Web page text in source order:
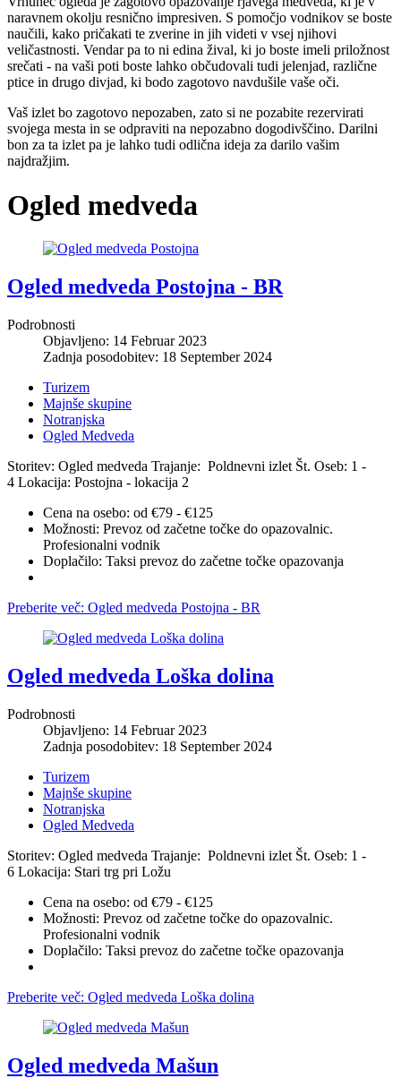
naravnem okolju resnično impresiven. S pomočjo vodnikov se boste
naučili, kako pričakati te zverine in jih videti v vsej njihovi
veličastnosti. Vendar pa to ni edina žival, ki jo boste imeli priložnost
srečati - na vaši poti boste lahko občudovali tudi jelenjad, različne
ptice in drugo divjad, ki bodo zagotovo navdušile vaše oči.
Vaš izlet bo zagotovo nepozaben, zato si ne pozabite rezervirati
svojega mesta in se odpraviti na nepozabno dogodivščino. Darilni
bon za ta izlet pa je lahko tudi odlična ideja za darilo vašim
najdražjim.
Ogled medveda
Ogled medveda Postojna - BR
Podrobnosti
Objavljeno: 14 Februar 2023
Zadnja posodobitev: 18 September 2024
Turizem
Majnše skupine
Notranjska
Ogled Medveda
Storitev: Ogled medveda Trajanje: Poldnevni izlet Št. Oseb: 1 -
4 Lokacija: Postojna - lokacija 2
Cena na osebo: od €79 - €125
Možnosti: Prevoz od začetne točke do opazovalnic.
Profesionalni vodnik
Doplačilo: Taksi prevoz do začetne točke opazovanja
Preberite več: Ogled medveda Postojna - BR
Ogled medveda Loška dolina
Podrobnosti
Objavljeno: 14 Februar 2023
Zadnja posodobitev: 18 September 2024
Turizem
Majnše skupine
Notranjska
Ogled Medveda
Storitev: Ogled medveda Trajanje: Poldnevni izlet Št. Oseb: 1 -
6 Lokacija: Stari trg pri Ložu
Cena na osebo: od €79 - €125
Možnosti: Prevoz od začetne točke do opazovalnic.
Profesionalni vodnik
Doplačilo: Taksi prevoz do začetne točke opazovanja
Preberite več: Ogled medveda Loška dolina
Ogled medveda Mašun